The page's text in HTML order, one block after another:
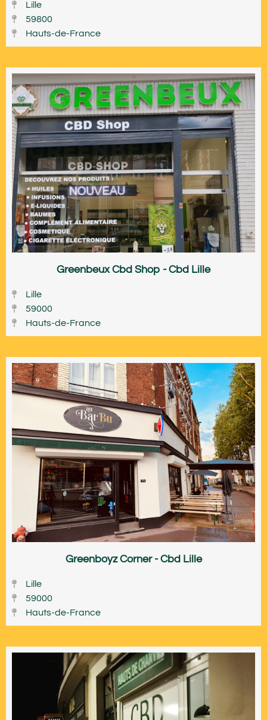
Lille
59800
Hauts-de-France
Greenbeux Cbd Shop - Cbd Lille
Lille
59000
Hauts-de-France
Greenboyz Corner - Cbd Lille
Lille
59000
Hauts-de-France